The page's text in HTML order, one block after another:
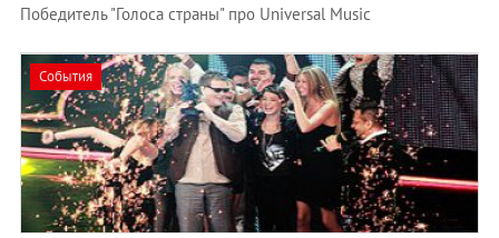
Победитель "Голоса страны" про Universal Music
События